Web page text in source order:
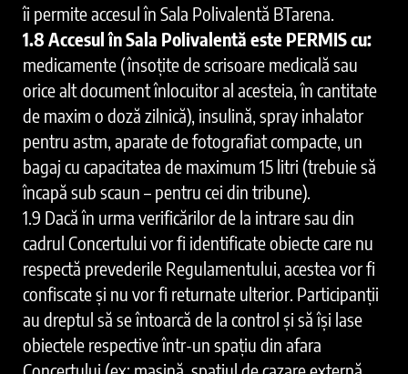
îi permite accesul în Sala Polivalentă BTarena.
1.8 Accesul în Sala Polivalentă este PERMIS cu:
medicamente (însoțite de scrisoare medicală sau
orice alt document înlocuitor al acesteia, în cantitate
de maxim o doză zilnică), insulină, spray inhalator
pentru astm, aparate de fotografiat compacte, un
bagaj cu capacitatea de maximum 15 litri (trebuie să
încapă sub scaun – pentru cei din tribune).
1.9 Dacă în urma verificărilor de la intrare sau din
cadrul Concertului vor fi identificate obiecte care nu
respectă prevederile Regulamentului, acestea vor fi
confiscate și nu vor fi returnate ulterior. Participanții
au dreptul să se întoarcă de la control și să își lase
obiectele respective într-un spațiu din afara